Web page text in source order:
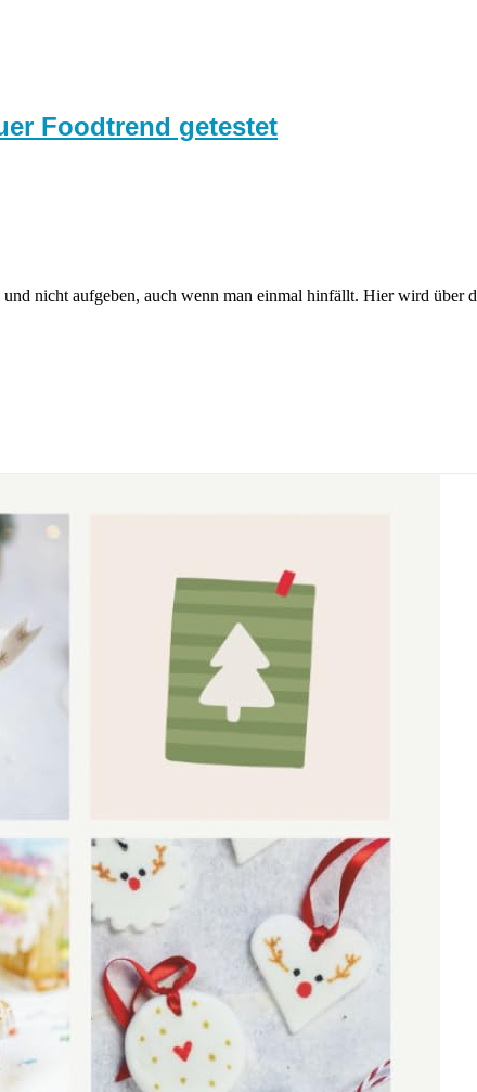
Foodtrend getestet
nicht aufgeben, auch wenn man einmal hinfällt. Hier wird über